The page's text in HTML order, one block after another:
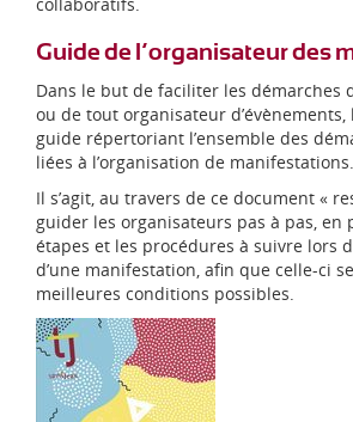
Guide de l’organisateur des
Dans le but de faciliter les démarches
ou de tout organisateur d’évènements,
guide répertoriant l’ensemble des
liées à l’organisation de manifestations.
Il s’agit, au travers de ce document «
guider les organisateurs pas à pas, en
étapes et les procédures à suivre lors
d’une manifestation, afin que celle-ci
meilleures conditions possibles.